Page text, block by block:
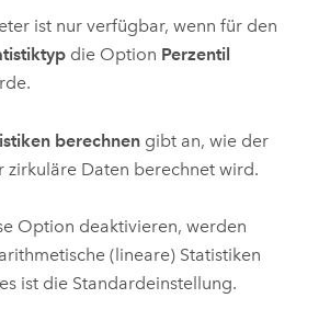
ist nur verfügbar, wenn für den
die Option Perzentil
berechnen gibt an, wie der
zirkuläre Daten berechnet wird.
Option deaktivieren, werden
(lineare) Statistiken
ist die Standardeinstellung.